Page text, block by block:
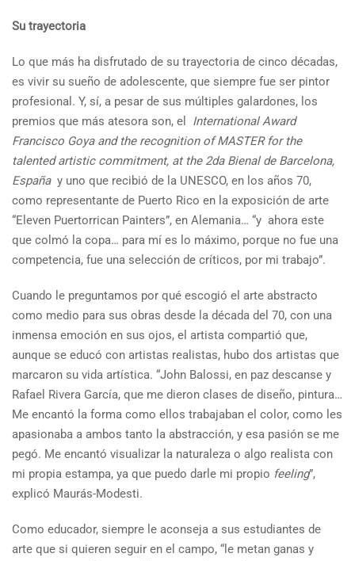
Su trayectoria
Lo que más ha disfrutado de su trayectoria de cinco décadas,
es vivir su sueño de adolescente, que siempre fue ser pintor
profesional. Y, sí, a pesar de sus múltiples galardones, los
premios que más atesora son, el International Award
Francisco Goya and the recognition of MASTER for the
talented artistic commitment, at the 2da Bienal de Barcelona,
España y uno que recibió de la UNESCO, en los años 70,
como representante de Puerto Rico en la exposición de arte
“Eleven Puertorrican Painters”, en Alemania… “y ahora este
que colmó la copa… para mí es lo máximo, porque no fue una
competencia, fue una selección de críticos, por mi trabajo”.
Cuando le preguntamos por qué escogió el arte abstracto
como medio para sus obras desde la década del 70, con una
inmensa emoción en sus ojos, el artista compartió que,
aunque se educó con artistas realistas, hubo dos artistas que
marcaron su vida artística. “John Balossi, en paz descanse y
Rafael Rivera García, que me dieron clases de diseño, pintura…
Me encantó la forma como ellos trabajaban el color, como les
apasionaba a ambos tanto la abstracción, y esa pasión se me
pegó. Me encantó visualizar la naturaleza o algo realista con
mi propia estampa, ya que puedo darle mi propio feeling”,
explicó Maurás-Modesti.
Como educador, siempre le aconseja a sus estudiantes de
arte que si quieren seguir en el campo, “le metan ganas y